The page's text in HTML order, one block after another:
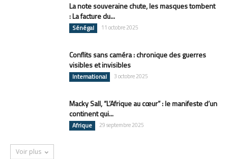
La note souveraine chute, les masques tombent
: La facture du...
Sénégal 11 octobre 2025
Conflits sans caméra : chronique des guerres
visibles et invisibles
International 3 octobre 2025
Macky Sall, “L’Afrique au cœur” : le manifeste d’un
continent qui...
Afrique 29 septembre 2025
Voir plus